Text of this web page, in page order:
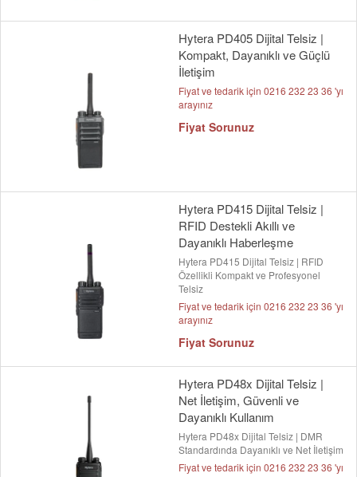
Hytera PD405 Dijital Telsiz |
Kompakt, Dayanıklı ve Güçlü
İletişim
Fiyat ve tedarik için 0216 232 23 36 'yı
arayınız
Fiyat Sorunuz
Hytera PD415 Dijital Telsiz |
RFID Destekli Akıllı ve
Dayanıklı Haberleşme
Hytera PD415 Dijital Telsiz | RFID
Özellikli Kompakt ve Profesyonel
Telsiz
Fiyat ve tedarik için 0216 232 23 36 'yı
arayınız
Fiyat Sorunuz
Hytera PD48x Dijital Telsiz |
Net İletişim, Güvenli ve
Dayanıklı Kullanım
Hytera PD48x Dijital Telsiz | DMR
Standardında Dayanıklı ve Net İletişim
Fiyat ve tedarik için 0216 232 23 36 'yı